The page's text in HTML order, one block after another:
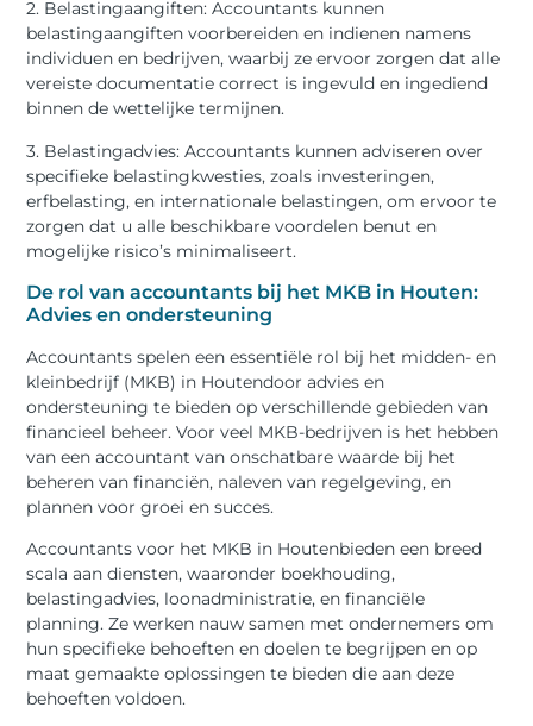
2. Belastingaangiften: Accountants kunnen
belastingaangiften voorbereiden en indienen namens
individuen en bedrijven, waarbij ze ervoor zorgen dat alle
vereiste documentatie correct is ingevuld en ingediend
binnen de wettelijke termijnen.
3. Belastingadvies: Accountants kunnen adviseren over
specifieke belastingkwesties, zoals investeringen,
erfbelasting, en internationale belastingen, om ervoor te
zorgen dat u alle beschikbare voordelen benut en
mogelijke risico’s minimaliseert.
De rol van accountants bij het MKB in Houten:
Advies en ondersteuning
Accountants spelen een essentiële rol bij het midden- en
kleinbedrijf (MKB) in Houtendoor advies en
ondersteuning te bieden op verschillende gebieden van
financieel beheer. Voor veel MKB-bedrijven is het hebben
van een accountant van onschatbare waarde bij het
beheren van financiën, naleven van regelgeving, en
plannen voor groei en succes.
Accountants voor het MKB in Houtenbieden een breed
scala aan diensten, waaronder boekhouding,
belastingadvies, loonadministratie, en financiële
planning. Ze werken nauw samen met ondernemers om
hun specifieke behoeften en doelen te begrijpen en op
maat gemaakte oplossingen te bieden die aan deze
behoeften voldoen.